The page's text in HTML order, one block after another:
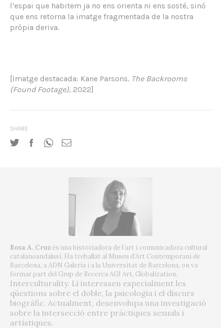
l’espai que habitem ja no ens orienta ni ens sosté, sinó
que ens retorna la imatge fragmentada de la nostra
pròpia deriva.
[Imatge destacada: Kane Parsons. The Backrooms
(Found Footage), 2022]
SHARE
Rosa A. Cruz és una historiadora de l’art i comunicadora cultural
catalanoandalusí. Ha treballat al Museu d’Art Contemporani de
Barcelona, ​​a ADN Galeria i a la Universitat de Barcelona, ​​on va
formar part del Grup de Recerca AGI Art, Globalization,
Interculturality. Li interessen especialment les
qüestions sobre el doble, la psicologia i el discurs
biogràfic. Actualment, desenvolupa una investigació
sobre la intersecció entre pràctiques sexuals i
artístiques.